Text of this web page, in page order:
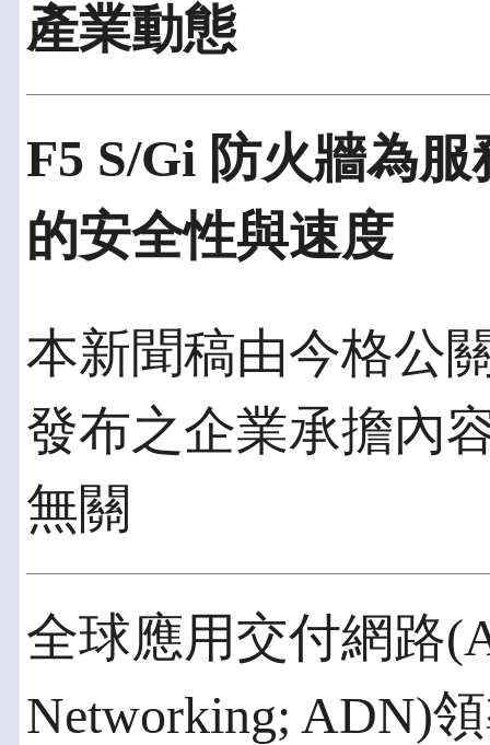
產業動態
F5 S/Gi 防火牆為
的安全性與速度
本新聞稿由今格公
發布之企業承擔內
無關
全球應用交付網路
Networking; ADN)